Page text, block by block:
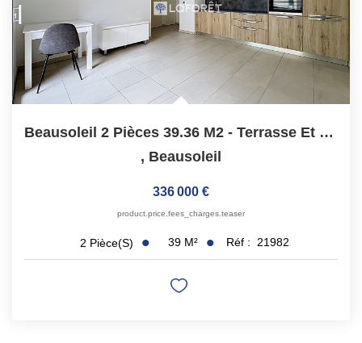
Beausoleil 2 Pièces 39.36 M2 - Terrasse Et Garage Fermé
, Beausoleil
336 000 €
product.price.fees_charges.teaser
2 Pièce(s) 39 M² Réf : 21982